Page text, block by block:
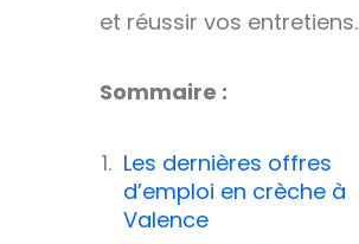
et réussir vos entretiens.
Sommaire :
Les dernières offres
d’emploi en crèche à
Valence